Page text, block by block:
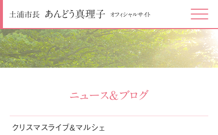
土浦市長 あんどう真理子 オフィシャルサイト Click
ニュース＆ブログ
クリスマスライブ&マルシェ